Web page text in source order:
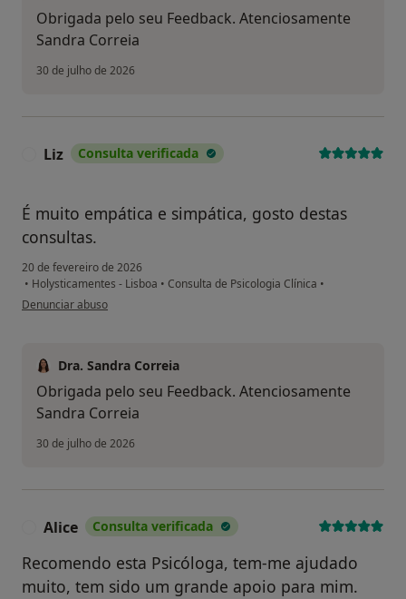
Obrigada pelo seu Feedback. Atenciosamente
Sandra Correia
30 de julho de 2026
Liz Consulta verificada
É muito empática e simpática, gosto destas
consultas.
20 de fevereiro de 2026
• Holysticamentes - Lisboa • Consulta de Psicologia Clínica •
na opinião do utilizador Liz
Denunciar abuso
Dra. Sandra Correia
Obrigada pelo seu Feedback. Atenciosamente
Sandra Correia
30 de julho de 2026
Alice Consulta verificada
Recomendo esta Psicóloga, tem-me ajudado
muito, tem sido um grande apoio para mim.